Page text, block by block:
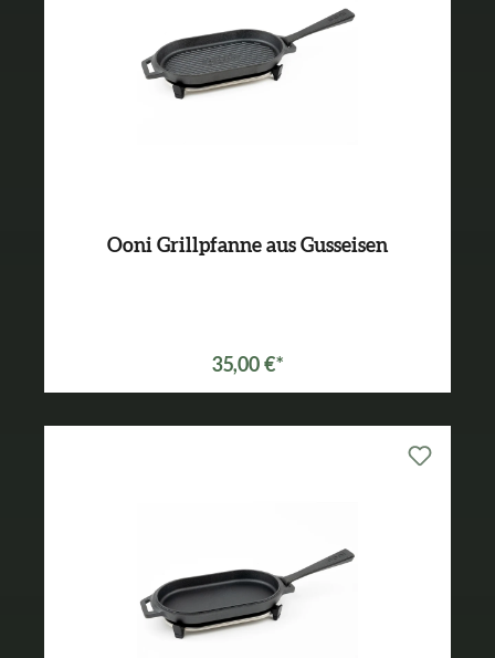
Ooni Grillpfanne aus Gusseisen
35,00 €*